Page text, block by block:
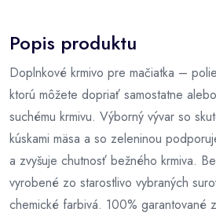
Popis produktu
Doplnkové krmivo pre mačiatka –
ktorú môžete dopriať samostatne
suchému krmivu. Výborný vývar so
kúskami mäsa a so zeleninou
a zvyšuje chutnosť bežného krmiva.
vyrobené zo starostlivo vybraných
chemické farbivá. 100% garantované